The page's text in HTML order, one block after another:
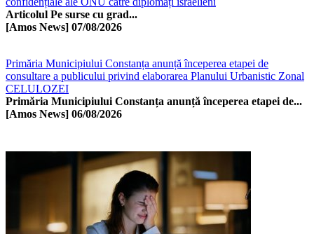
Articolul Pe surse cu grad...
[Amos News] 07/08/2026
Primăria Municipiului Constanța anunță începerea etapei de
consultare a publicului privind elaborarea Planului Urbanistic Zonal
CELULOZEI
Primăria Municipiului Constanța anunță începerea etapei de...
[Amos News] 06/08/2026